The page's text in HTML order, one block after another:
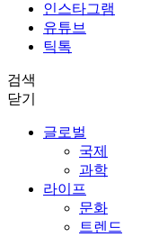
인스타그램
유튜브
틱톡
검색
닫기
글로벌
국제
과학
라이프
문화
트렌드